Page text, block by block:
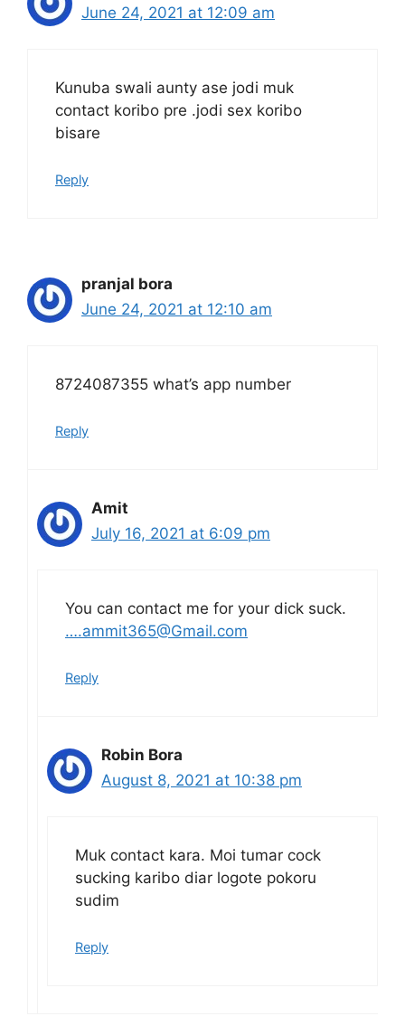
June 24, 2021 at 12:09 am
Kunuba swali aunty ase jodi muk
contact koribo pre .jodi sex koribo
bisare
Reply
pranjal bora
June 24, 2021 at 12:10 am
8724087355 what’s app number
Reply
Amit
July 16, 2021 at 6:09 pm
You can contact me for your dick suck.
….ammit365@Gmail.com
Reply
Robin Bora
August 8, 2021 at 10:38 pm
Muk contact kara. Moi tumar cock
sucking karibo diar logote pokoru
sudim
Reply